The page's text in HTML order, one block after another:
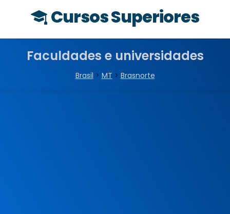
Cursos Superiores
Faculdades e universidades
Brasil > MT > Brasnorte